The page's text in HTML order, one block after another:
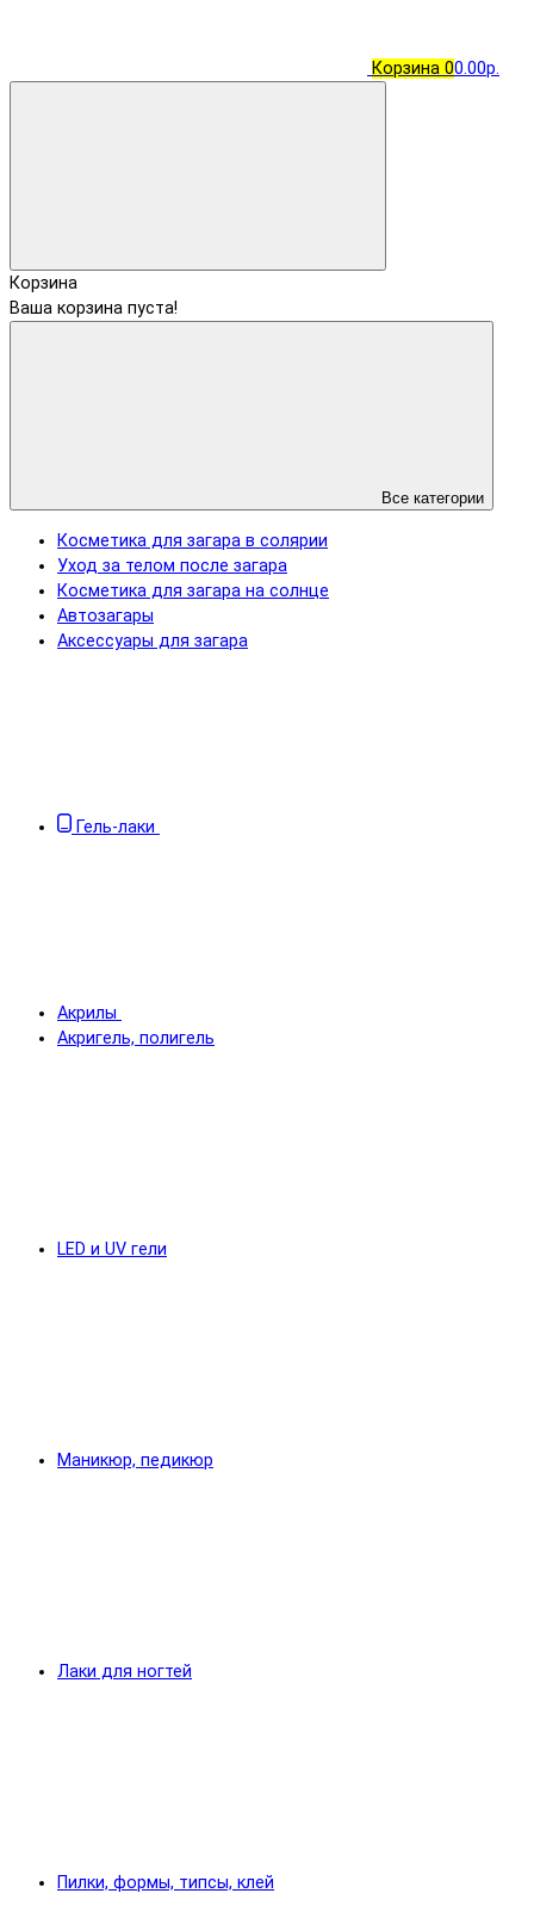
Корзина 00.00р.
Корзина
Ваша корзина пуста!
Все категории
Косметика для загара в солярии
Уход за телом после загара
Косметика для загара на солнце
Автозагары
Аксессуары для загара
Гель-лаки
Акрилы
Акригель, полигель
LED и UV гели
Маникюр, педикюр
Лаки для ногтей
Пилки, формы, типсы, клей